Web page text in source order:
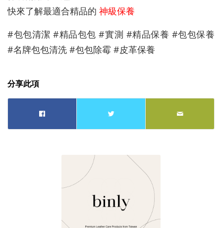
快來了解最適合精品的 神級保養
#包包清潔 #精品包包 #實測 #精品保養 #包包保養
#名牌包包清洗 #包包除霉 #皮革保養
分享此項